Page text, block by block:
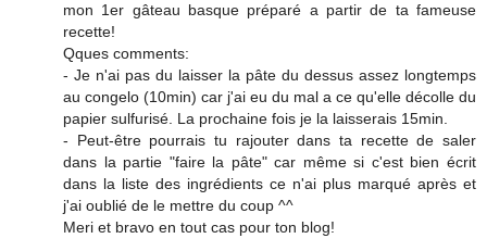
mon 1er gâteau basque préparé a partir de ta fameuse
recette!
Qques comments:
- Je n'ai pas du laisser la pâte du dessus assez longtemps
au congelo (10min) car j'ai eu du mal a ce qu'elle décolle du
papier sulfurisé. La prochaine fois je la laisserais 15min.
- Peut-être pourrais tu rajouter dans ta recette de saler
dans la partie "faire la pâte" car même si c'est bien écrit
dans la liste des ingrédients ce n'ai plus marqué après et
j'ai oublié de le mettre du coup ^^
Meri et bravo en tout cas pour ton blog!